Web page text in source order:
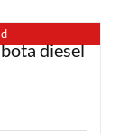
diesel